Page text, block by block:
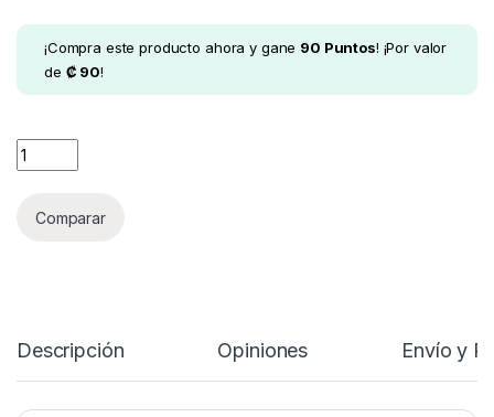
¡Compra este producto ahora y gane 90 Puntos! ¡Por valor
de ₡ 90!
YuXin Little Magic 2x2 quantity
Comparar
Descripción Opiniones Envío y